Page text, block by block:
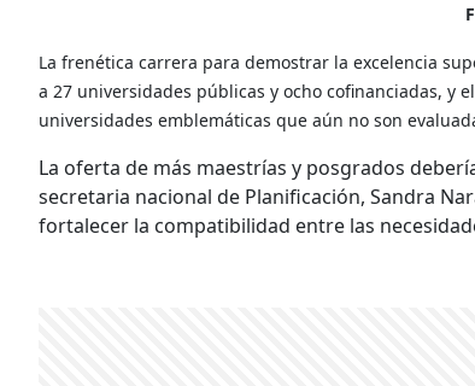
La frenética carrera para demostrar la excelencia
a 27 universidades públicas y ocho cofinanciadas, y
universidades emblemáticas que aún no son
La oferta de más maestrías y posgrados
secretaria nacional de Planificación, Sandra
fortalecer la compatibilidad entre las